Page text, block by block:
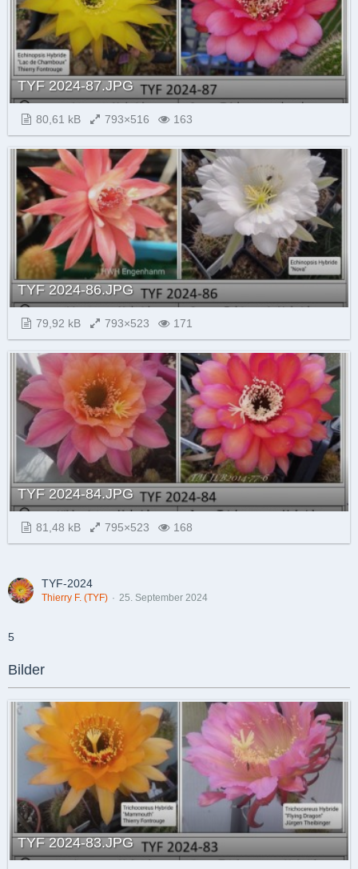
TYF 2024-87.JPG
80,61 kB 793×516 163
TYF 2024-86.JPG
79,92 kB 793×523 171
TYF 2024-84.JPG
81,48 kB 795×523 168
TYF-2024
Thierry F. (TYF) 25. September 2024
5
Bilder
TYF 2024-83.JPG